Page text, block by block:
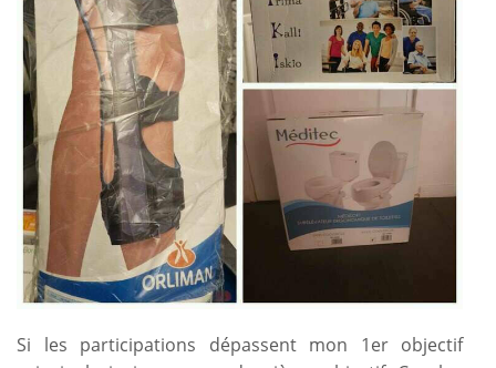
Si les participations dépassent mon 1er objectif